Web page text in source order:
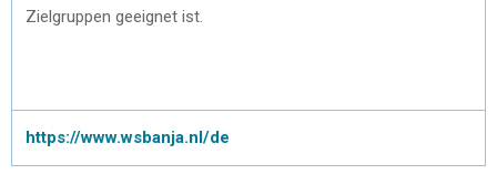
Zielgruppen geeignet ist.
https://www.wsbanja.nl/de